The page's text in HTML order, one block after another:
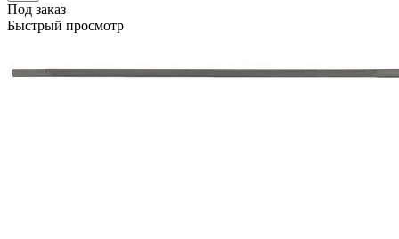
Под заказ
Быстрый просмотр